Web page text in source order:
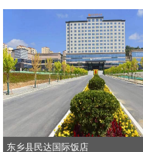
东乡县民达国际饭店